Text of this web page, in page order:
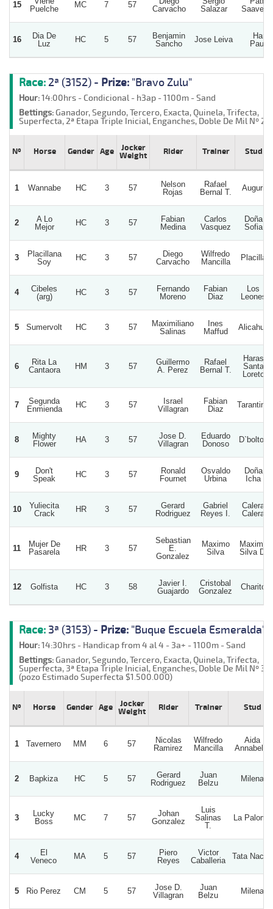
15
Puelche
MC 7 57
Carvacho
Salazar
16
Dia De
Luz
HC 5 57
Benjamin
Sancho
Jose Leiva
Haras
Race: 2ª (3152) - Prize: "Bravo Zulu"
Hour:14:00hrs - Condicional - h3ap - 1100m - Sand
Bettings:Ganador, Segundo, Tercero, Exacta, Quinela, Trifecta,
Superfecta, 2ª Etapa Triple Inicial, Enganches, Doble De Mil Nº 2
Nº Horse Gender Age
Jocker
Weight
Rider Trainer Stud
1 Wannabe HC 3 57
Nelson
Rojas
Rafael
Bernal T.
Auguri
2
A Lo
Mejor
HC 3 57
Fabian
Medina
Carlos
Vasquez
Doña
Sofia
3
Placillana
Soy
HC 3 57
Diego
Carvacho
Wilfredo
Mancilla
Placilla
4
Cibeles
(arg)
HC 3 57
Fernando
Moreno
Fabian
Diaz
Los
Leones
5 Sumervolt HC 3 57
Maximiliano
Salinas
Ines
Maffud
Alicahue
6
Rita La
Cantaora
HM 3 57
Guillermo
A. Perez
Rafael
Bernal T.
Haras
Santa
Loreto
7
Segunda
Enmienda
HC 3 57
Israel
Villagran
Fabian
Diaz
Tarantino
8
Mighty
Flower
HA 3 57
Jose D.
Villagran
Eduardo
Donoso
D`bolton
9
Don't
Speak
HC 3 57
Ronald
Fournet
Osvaldo
Urbina
Doña
Icha
10
Yuliecita
Crack
HR 3 57
Gerard
Rodriguez
Gabriel
Reyes I.
Calera
Calera
11
Mujer De
Pasarela
HR 3 57
Sebastian
E.
Gonzalez
Maximo
Silva
Maximo
Silva D.
12 Golfista HC 3 58
Javier I.
Guajardo
Cristobal
Gonzalez
Charito
Race: 3ª (3153) - Prize: "Buque Escuela Esmeralda"
Hour:14:30hrs - Handicap from 4 al 4 - 3a+ - 1100m - Sand
Bettings:Ganador, Segundo, Tercero, Exacta, Quinela, Trifecta,
Superfecta, 3ª Etapa Triple Inicial, Enganches, Doble De Mil Nº 3
(pozo Estimado Superfecta $1.500.000)
Nº Horse Gender Age
Jocker
Weight
Rider Trainer Stud
1 Tavernero MM 6 57
Nicolas
Ramirez
Wilfredo
Mancilla
Aida
Annabella
2 Bapkiza HC 5 57
Gerard
Rodriguez
Juan
Belzu
Milena
3
Lucky
Boss
MC 7 57
Johan
Gonzalez
Luis
Salinas
T.
La Paloma
4
El
Veneco
MA 5 57
Piero
Reyes
Victor
Caballeria
Tata Nacho
5 Rio Perez CM 5 57
Jose D.
Villagran
Juan
Belzu
Milena